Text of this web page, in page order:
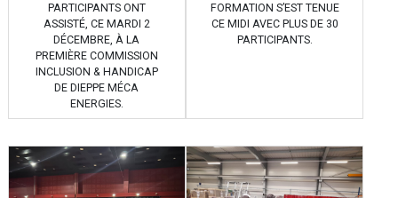
PARTICIPANTS ONT
ASSISTÉ, CE MARDI 2
DÉCEMBRE, À LA
PREMIÈRE COMMISSION
INCLUSION & HANDICAP
DE DIEPPE MÉCA
ENERGIES.
FORMATION S’EST TENUE
CE MIDI AVEC PLUS DE 30
PARTICIPANTS.